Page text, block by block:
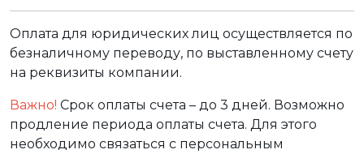
Оплата для юридических лиц осуществляется по
безналичному переводу, по выставленному счету
на реквизиты компании.
Важно! Срок оплаты счета – до 3 дней. Возможно
продление периода оплаты счета. Для этого
необходимо связаться с персональным